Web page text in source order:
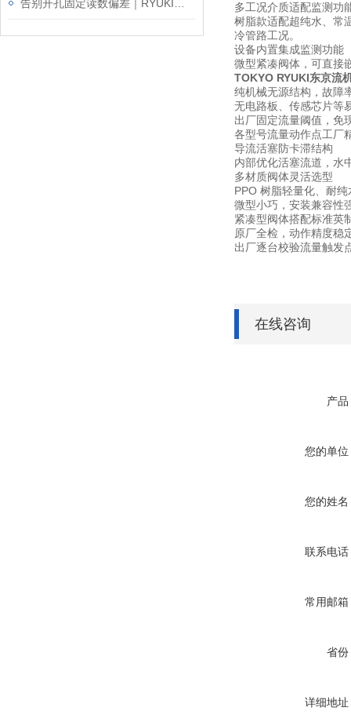
多工况介质适配监测功
树脂款适配超纯水、常
冷管路工况。
设备内置集成监测功能
微型紧凑阀体，可直接
TOKYO RYUKI东京流
纯机械无源结构，故障
无电路板、传感芯片等
出厂固定流量阈值，免
各型号流量动作点工厂
导流活塞防卡滞结构
内部优化活塞流道，水
多材质阀体灵活选型
PPO 树脂轻量化、耐
微型小巧，安装兼容性
紧凑型阀体搭配标准英
原厂全检，动作精度稳
出厂逐台校验流量触发
在线咨询
产品
您的单位
您的姓名
联系电话
常用邮箱
省份
详细地址